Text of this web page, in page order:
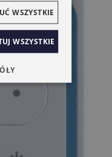
WSZYSTKIE
WSZYSTKIE